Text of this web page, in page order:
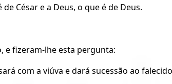
de César e a Deus, o que é de Deus.
e fizeram-lhe esta pergunta:
com a viúva e dará sucessão ao